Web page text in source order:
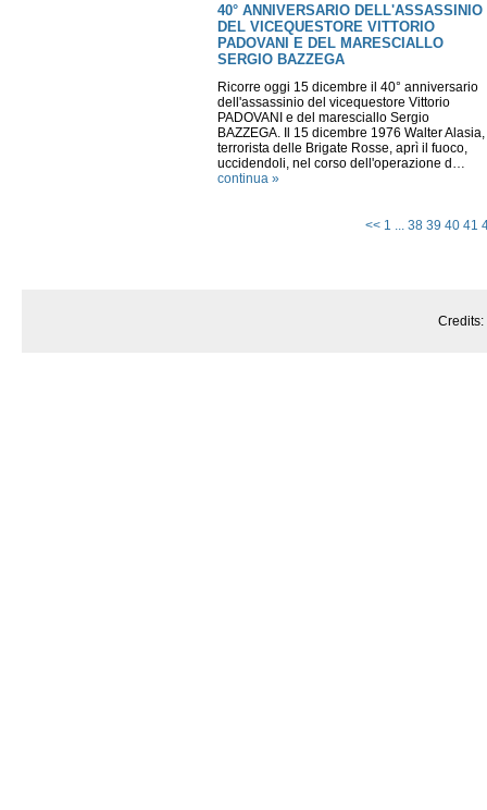
40° ANNIVERSARIO DELL'ASSASSINIO
DEL VICEQUESTORE VITTORIO
PADOVANI E DEL MARESCIALLO
SERGIO BAZZEGA
Ricorre oggi 15 dicembre il 40° anniversario
dell'assassinio del vicequestore Vittorio
PADOVANI e del maresciallo Sergio
BAZZEGA. Il 15 dicembre 1976 Walter Alasia,
terrorista delle Brigate Rosse, aprì il fuoco,
uccidendoli, nel corso dell'operazione d…
continua »
<< 1 ... 38 39 40 41
Credits: